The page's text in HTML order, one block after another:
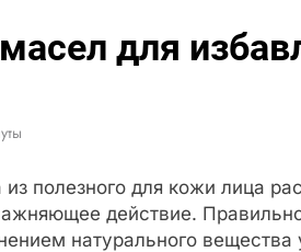
для
полезного для кожи лица
действие.
натурального